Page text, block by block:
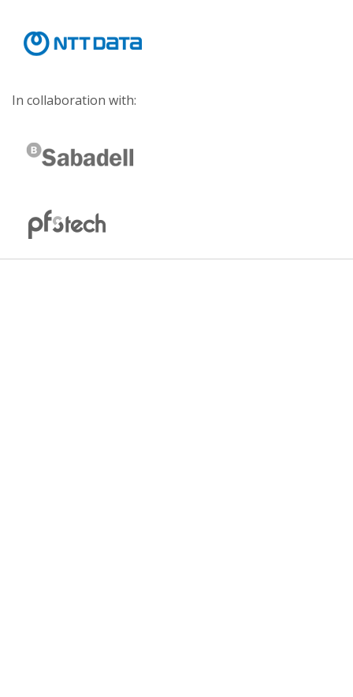
In collaboration with: